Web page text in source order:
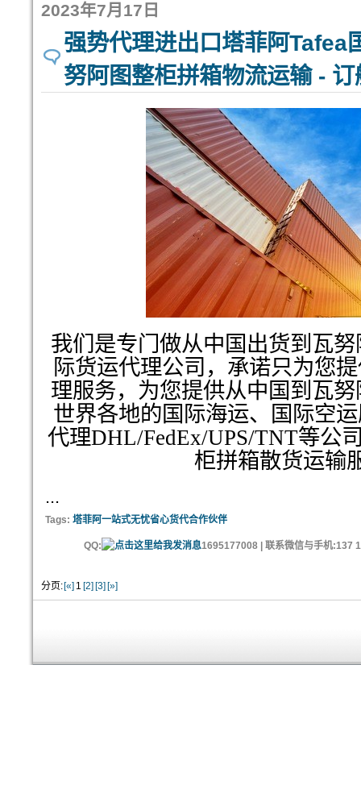
2023年7月17日
强势代理进出口塔菲阿Tafea
努阿图整柜拼箱物流运输 -
我们是专门做从中国出货到瓦努
际货运代理公司，承诺只为您
理服务，为您提供从中国到瓦努
世界各地的国际海运、国际空
代理DHL/FedEx/UPS/TNT等公
柜拼箱散货运输
...
Tags: 塔菲阿一站式无忧省心货代合作伙伴
QQ: 1695177008 | 联系微信与手机:137
分页: [«] 1 [2] [3] [»]